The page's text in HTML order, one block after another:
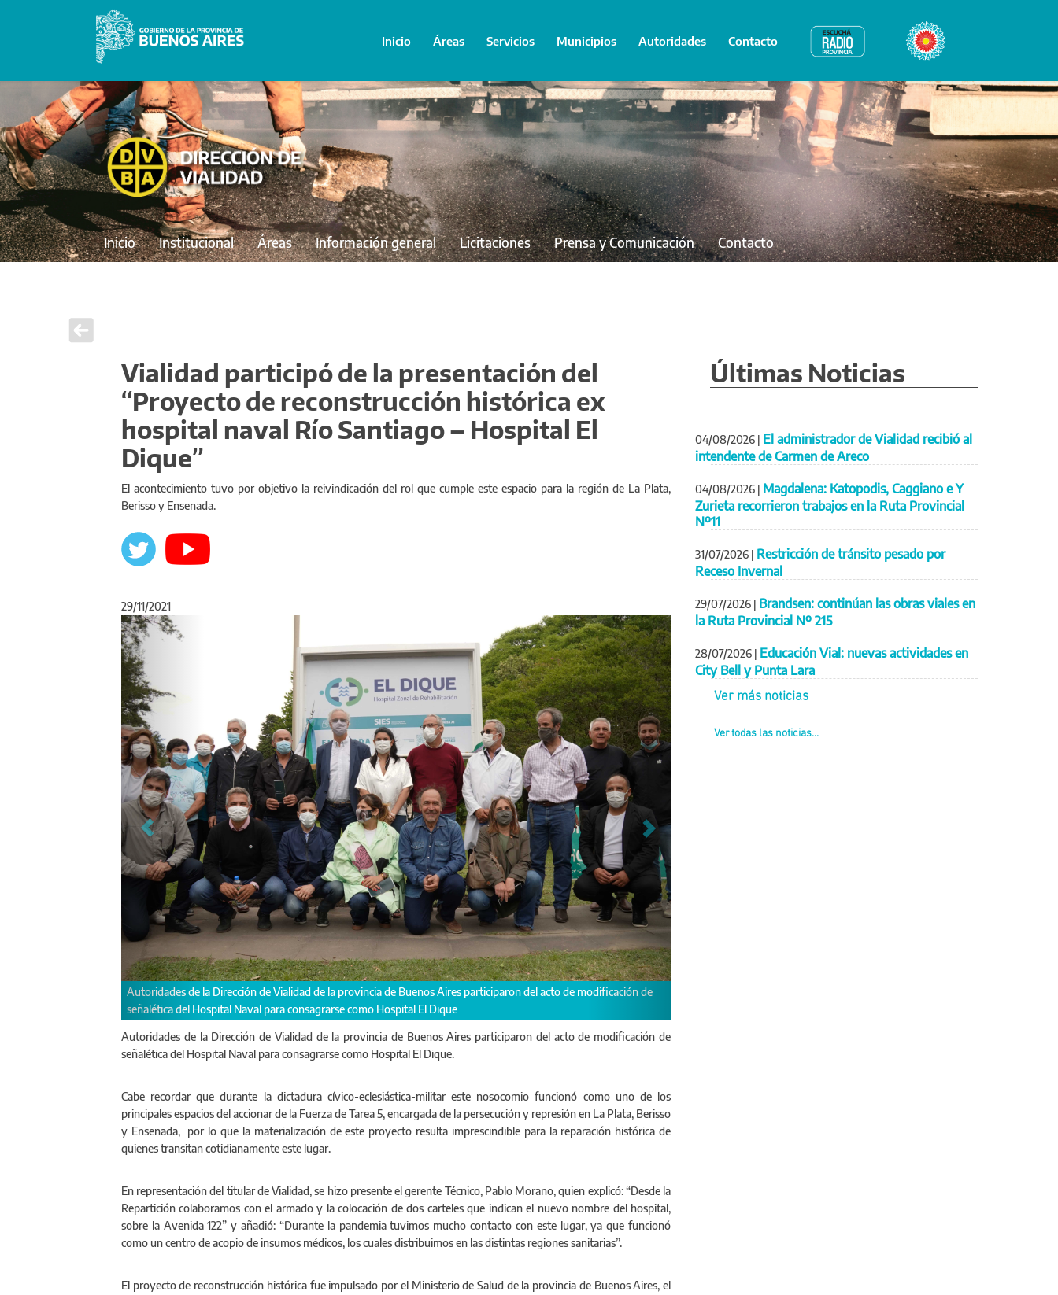
Inicio Áreas Servicios Municipios Autoridades Contacto Radio Provincia Bicentenario
Inicio Institucional Áreas Información general Licitaciones Prensa y Comunicación Contacto
Vialidad participó de la presentación del
“Proyecto de reconstrucción histórica ex
hospital naval Río Santiago – Hospital El
Dique”
El acontecimiento tuvo por objetivo la reivindicación del rol que cumple este espacio para la región de La Plata,
Berisso y Ensenada.
29/11/2021
del acto de modificación de
En representación del administrador de Vialidad, Hernán Y Zurieta, participó del acto el gerente Técnico, Pablo
Morano.
Anterior Siguiente
Autoridades de la Dirección de Vialidad de la provincia de Buenos Aires participaron del acto de modificación de
señalética del Hospital Naval para consagrarse como Hospital El Dique.
Cabe recordar que durante la dictadura cívico-eclesiástica-militar este nosocomio funcionó como uno de los
principales espacios del accionar de la Fuerza de Tarea 5, encargada de la persecución y represión en La Plata, Berisso
y Ensenada, por lo que la materialización de este proyecto resulta imprescindible para la reparación histórica de
quienes transitan cotidianamente este lugar.
En representación del titular de Vialidad, se hizo presente el gerente Técnico, Pablo Morano, quien explicó: “Desde la
Repartición colaboramos con el armado y la colocación de dos carteles que indican el nuevo nombre del hospital,
sobre la Avenida 122” y añadió: “Durante la pandemia tuvimos mucho contacto con este lugar, ya que funcionó
como un centro de acopio de insumos médicos, los cuales distribuimos en las distintas regiones sanitarias”.
El proyecto de reconstrucción histórica fue impulsado por el Ministerio de Salud de la provincia de Buenos Aires, el
Últimas Noticias
04/08/2026 | El administrador de Vialidad recibió al
intendente de Carmen de Areco
04/08/2026 | Magdalena: Katopodis, Caggiano e Y
Zurieta recorrieron trabajos en la Ruta Provincial
Nº11
31/07/2026 | Restricción de tránsito pesado por
Receso Invernal
29/07/2026 | Brandsen: continúan las obras viales en
la Ruta Provincial Nº 215
28/07/2026 | Educación Vial: nuevas actividades en
City Bell y Punta Lara
Ver más noticias
Ver todas las noticias...